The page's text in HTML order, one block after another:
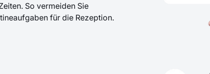
So vermeiden Sie
für die Rezeption.